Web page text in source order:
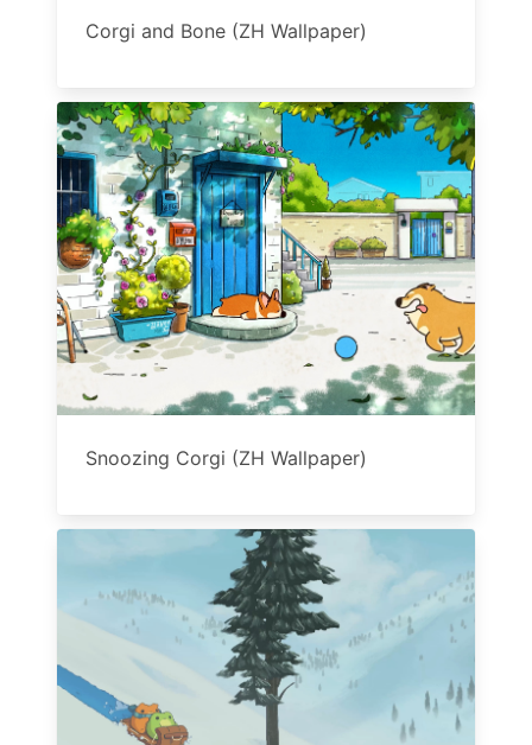
Corgi and Bone (ZH Wallpaper)
Snoozing Corgi (ZH Wallpaper)